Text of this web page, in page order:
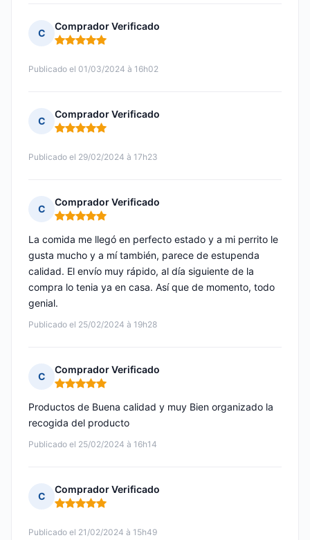
C
Comprador Verificado
Nota: 5 de 5
Publicado el 01/03/2024 à 16h02
C
Comprador Verificado
Nota: 5 de 5
Publicado el 29/02/2024 à 17h23
C
Comprador Verificado
Nota: 5 de 5
Publicado el 25/02/2024 à 19h28
La comida me llegó en perfecto estado y a mi perrito le
gusta mucho y a mí también, parece de estupenda
calidad. El envío muy rápido, al día siguiente de la
compra lo tenia ya en casa. Así que de momento, todo
genial.
C
Comprador Verificado
Nota: 5 de 5
Publicado el 25/02/2024 à 16h14
Productos de Buena calidad y muy Bien organizado la
recogida del producto
C
Comprador Verificado
Nota: 5 de 5
Publicado el 21/02/2024 à 15h49